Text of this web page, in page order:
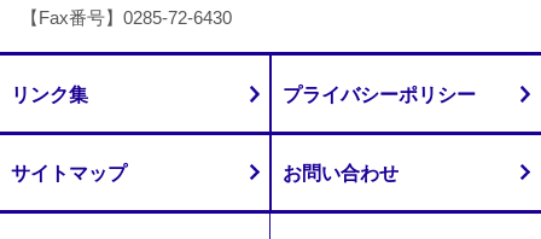
【Fax番号】0285-72-6430
リンク集 プライバシーポリシー
サイトマップ お問い合わせ